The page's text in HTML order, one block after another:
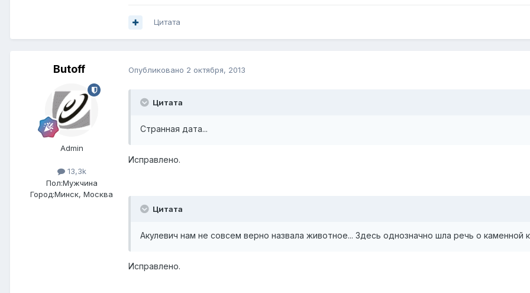
Цитата
Butoff
Admin
13,3k
Пол:Мужчина
Город:Минск, Москва
Опубликовано 2 октября, 2013
Цитата
Странная дата...
Исправлено.
Цитата
Акулевич нам не совсем верно назвала животное... Здесь однозначно шла речь о каменной
Исправлено.